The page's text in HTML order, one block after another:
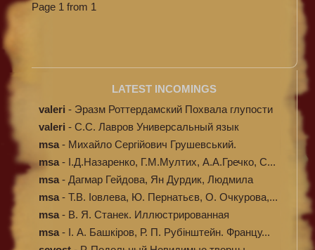
Page 1 from 1
LATEST INCOMINGS
valeri - Эразм Роттердамский Похвала глупости
valeri - C.С. Лавров Универсальный язык
программи...
msa - Михайло Сергійович Грушевський.
Ілюстров...
msa - І.Д.Назаренко, Г.М.Мултих, А.А.Гречко, С...
msa - Дагмар Гейдова, Ян Дурдик, Людмила
Кибал...
msa - Т.В. Іовлева, Ю. Пернатьєв, О. Очкурова,...
msa - В. Я. Станек. Иллюстрированная
энциклопе...
msa - І. А. Башкіров, Р. П. Рубінштейн. Францу...